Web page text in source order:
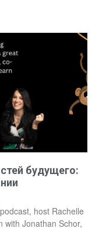
будущего:
host Rachelle
with Jonathan Schor,